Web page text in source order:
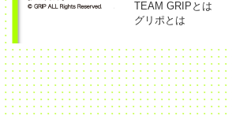
TEAM GRIPとは
グリポとは